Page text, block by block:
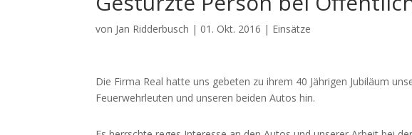
von Jan Ridderbusch | 01. Okt. 2016 | Einsätze
Die Firma Real hatte uns gebeten zu ihrem 40 Jährigen Jubiläum
Feuerwehrleuten und unseren beiden Autos hin.